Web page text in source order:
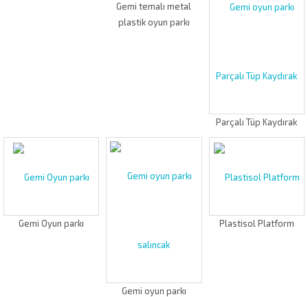
Gemi temalı metal
plastik oyun parkı
Parçalı Tüp Kaydırak
Gemi Oyun parkı
Gemi oyun parkı
Plastisol Platform